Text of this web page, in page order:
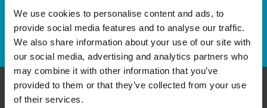
We use cookies to personalise content and ads, to
provide social media features and to analyse our traffic.
We also share information about your use of our site with
our social media, advertising and analytics partners who
may combine it with other information that you’ve
provided to them or that they’ve collected from your use
of their services.
Communiquer avec nous